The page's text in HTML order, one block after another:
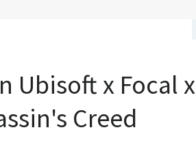
Ubisoft x Focal x
Creed